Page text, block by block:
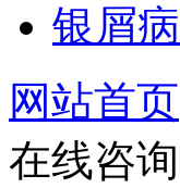
银屑
网站首页
在线咨询